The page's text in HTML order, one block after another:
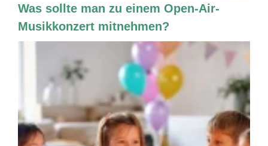
Was sollte man zu einem Open-Air-
Musikkonzert mitnehmen?